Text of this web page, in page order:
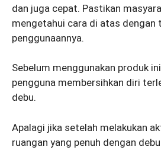
dan juga cepat. Pastikan
mengetahui cara di atas dengan
penggunaannya.
Sebelum menggunakan produk
pengguna membersihkan diri
debu.
Apalagi jika setelah melakukan
ruangan yang penuh dengan